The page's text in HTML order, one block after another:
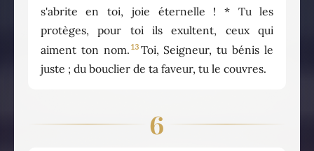
s'abrite en toi, joie éternelle ! * Tu les
protèges, pour toi ils exultent, ceux qui
aiment ton nom. 13 Toi, Seigneur, tu bénis le
juste ; du bouclier de ta faveur, tu le couvres.
6